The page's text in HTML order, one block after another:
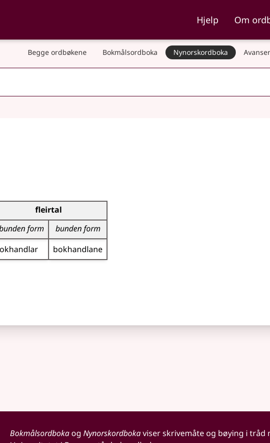
og NynorskordbokaHjelp Om
Begge ordbøkene Bokmålsordboka Nynorskordboka
fleirtal
form
bunden form
bokhandlane
Bokmålsordbokaog Nynorskordbokaviser skrivemåte og bøying i tråd